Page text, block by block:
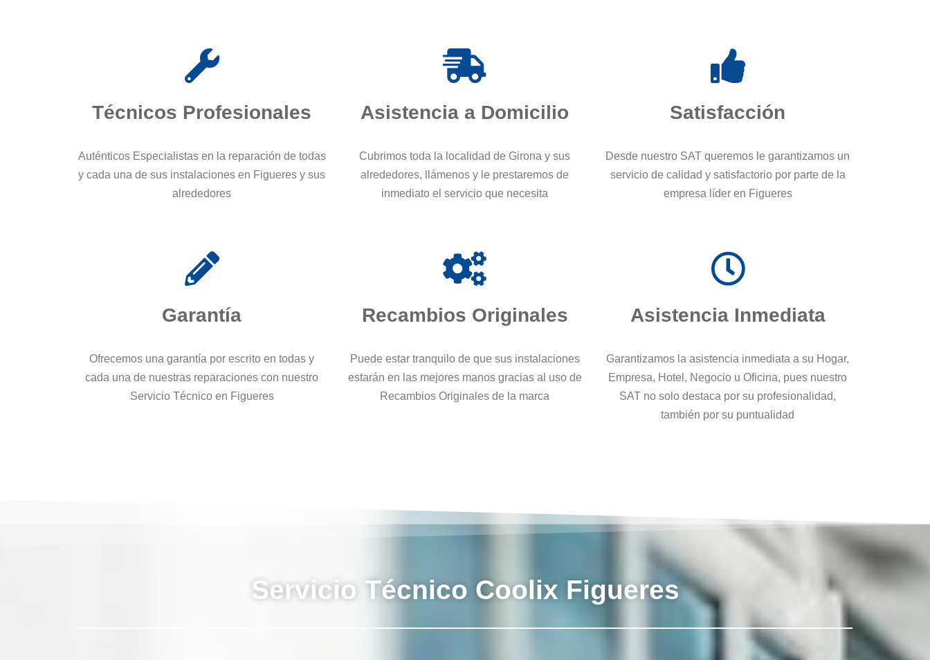
Técnicos Profesionales
Auténticos Especialistas en la reparación de todas
y cada una de sus instalaciones en Figueres y sus
alrededores
Asistencia a Domicilio
Cubrimos toda la localidad de Girona y sus
alrededores, llámenos y le prestaremos de
inmediato el servicio que necesita
Satisfacción
Desde nuestro SAT queremos le garantizamos un
servicio de calidad y satisfactorio por parte de la
empresa líder en Figueres
Garantía
Ofrecemos una garantía por escrito en todas y
cada una de nuestras reparaciones con nuestro
Servicio Técnico en Figueres
Recambios Originales
Puede estar tranquilo de que sus instalaciones
estarán en las mejores manos gracias al uso de
Recambios Originales de la marca
Asistencia Inmediata
Garantizamos la asistencia inmediata a su Hogar,
Empresa, Hotel, Negocio u Oficina, pues nuestro
SAT no solo destaca por su profesionalidad,
también por su puntualidad
Servicio Técnico Coolix Figueres